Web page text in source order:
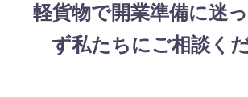
軽貨物で開業準備に迷
ず私たちにご相談く